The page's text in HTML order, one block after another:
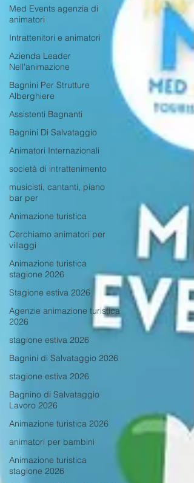
Med Events agenzia di
animatori
Intrattenitori e animatori
Azienda Leader
Nell'animazione
Bagnini Per Strutture
Alberghiere
Assistenti Bagnanti
Bagnini Di Salvataggio
Animatori Internazionali
società di intrattenimento
musicisti, cantanti, piano
bar per
Animazione turistica
Cerchiamo animatori per
villaggi
Animazione turistica
stagione 2026
Stagione estiva 2026
Agenzie animazione turistica
2026
stagione estiva 2026
Bagnini di Salvataggio 2026
stagione estiva 2026
Bagnino di Salvataggio
Lavoro 2026
Animazione turistica 2026
animatori per bambini
Animazione turistica
stagione 2026